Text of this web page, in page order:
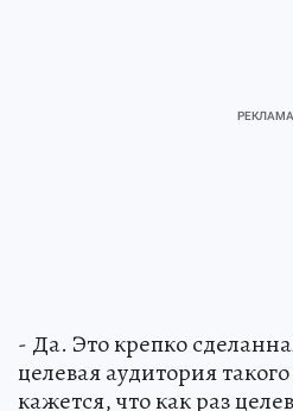
- Да. Это крепко
целевая аудитория
кажется, что как раз